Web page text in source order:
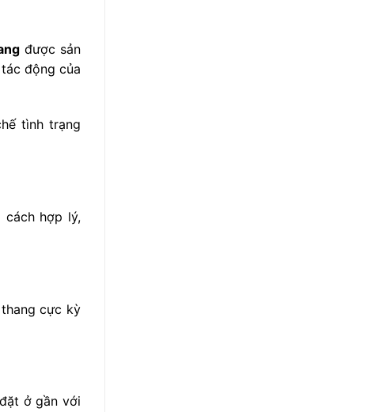
được sản
động của
tình trạng
cách hợp lý,
cực kỳ
ở gần với